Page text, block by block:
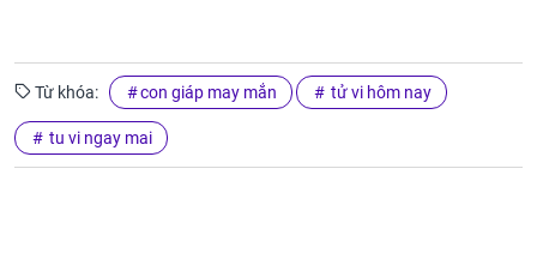
Từ khóa: con giáp may mắn tử vi hôm nay
tu vi ngay mai